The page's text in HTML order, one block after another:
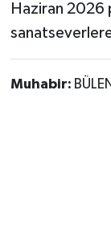
Haziran 2026
Muhabir: